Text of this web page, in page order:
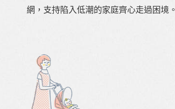
網，支持陷入低潮的家庭齊心走過困境。